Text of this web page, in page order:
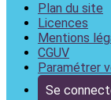
Plan du site
Licences
Mentions
CGUV
Paramétrer
Se